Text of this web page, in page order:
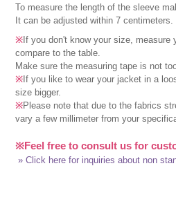
To measure the length of the sleeve
It can be adjusted within 7 centimeters.
※ If you don't know your size, measure
compare to the table.
Make sure the measuring tape is not
※ If you like to wear your jacket in a
size bigger.
※Please note that due to the fabrics
vary a few millimeter from your
※Feel free to consult us for
» Click here for inquiries about non